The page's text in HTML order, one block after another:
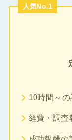
人気No.1
10時間～の
経費・調査